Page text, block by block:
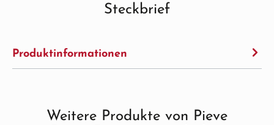
Steckbrief
Produktinformationen
Produktgalerie überspringen
Weitere Produkte von Pieve